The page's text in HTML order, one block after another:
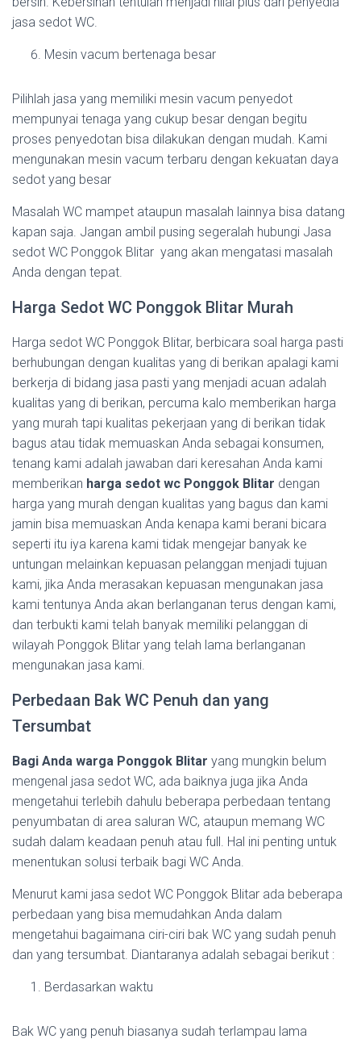
jasa sedot WC.
Mesin vacum bertenaga besar
Pilihlah jasa yang memiliki mesin vacum penyedot
mempunyai tenaga yang cukup besar dengan begitu
proses penyedotan bisa dilakukan dengan mudah. Kami
mengunakan mesin vacum terbaru dengan kekuatan daya
sedot yang besar
Masalah WC mampet ataupun masalah lainnya bisa datang
kapan saja. Jangan ambil pusing segeralah hubungi Jasa
sedot WC Ponggok Blitar yang akan mengatasi masalah
Anda dengan tepat.
Harga Sedot WC Ponggok Blitar Murah
Harga sedot WC Ponggok Blitar, berbicara soal harga pasti
berhubungan dengan kualitas yang di berikan apalagi kami
berkerja di bidang jasa pasti yang menjadi acuan adalah
kualitas yang di berikan, percuma kalo memberikan harga
yang murah tapi kualitas pekerjaan yang di berikan tidak
bagus atau tidak memuaskan Anda sebagai konsumen,
tenang kami adalah jawaban dari keresahan Anda kami
memberikan harga sedot wc Ponggok Blitar dengan
harga yang murah dengan kualitas yang bagus dan kami
jamin bisa memuaskan Anda kenapa kami berani bicara
seperti itu iya karena kami tidak mengejar banyak ke
untungan melainkan kepuasan pelanggan menjadi tujuan
kami, jika Anda merasakan kepuasan mengunakan jasa
kami tentunya Anda akan berlanganan terus dengan kami,
dan terbukti kami telah banyak memiliki pelanggan di
wilayah Ponggok Blitar yang telah lama berlanganan
mengunakan jasa kami.
Perbedaan Bak WC Penuh dan yang
Tersumbat
Bagi Anda warga Ponggok Blitar yang mungkin belum
mengenal jasa sedot WC, ada baiknya juga jika Anda
mengetahui terlebih dahulu beberapa perbedaan tentang
penyumbatan di area saluran WC, ataupun memang WC
sudah dalam keadaan penuh atau full. Hal ini penting untuk
menentukan solusi terbaik bagi WC Anda.
Menurut kami jasa sedot WC Ponggok Blitar ada beberapa
perbedaan yang bisa memudahkan Anda dalam
mengetahui bagaimana ciri-ciri bak WC yang sudah penuh
dan yang tersumbat. Diantaranya adalah sebagai berikut :
Berdasarkan waktu
Bak WC yang penuh biasanya sudah terlampau lama